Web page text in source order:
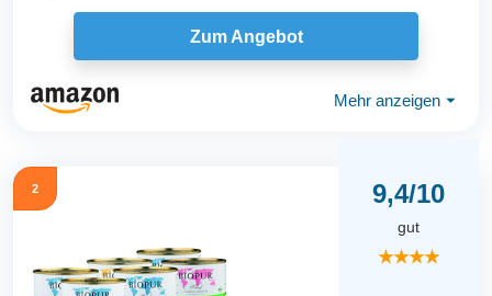
Zum Angebot
Mehr anzeigen ⏷
2 9,4/10
gut
★★★★